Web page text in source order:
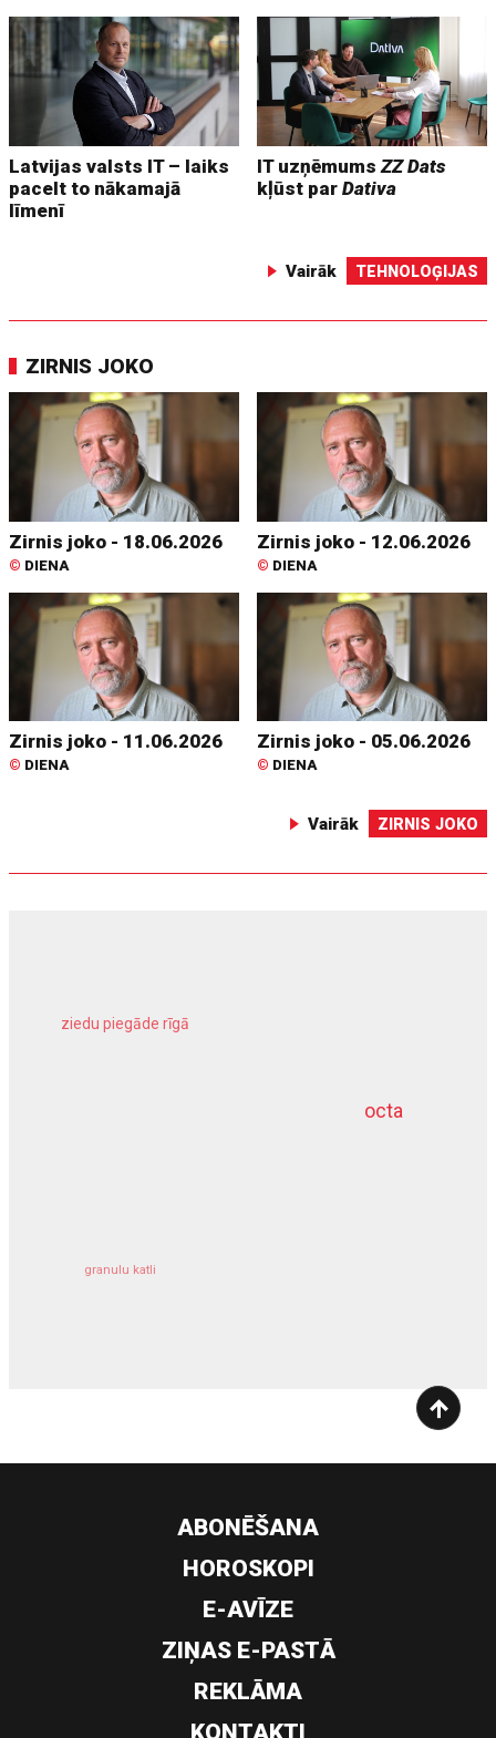
Latvijas valsts IT – laiks
pacelt to nākamajā
līmenī
IT uzņēmumsZZ Dats
kļūst parDativa
Vairāk TEHNOLOĢIJAS
ZIRNIS JOKO
Zirnis joko - 18.06.2026
© DIENA
Zirnis joko - 12.06.2026
© DIENA
Zirnis joko - 11.06.2026
© DIENA
Zirnis joko - 05.06.2026
© DIENA
Vairāk ZIRNIS JOKO
octa
ziedu piegāde rīgā
granulu katli
dziļurbums
ABONĒŠANA
HOROSKOPI
E-AVĪZE
ZIŅAS E-PASTĀ
REKLĀMA